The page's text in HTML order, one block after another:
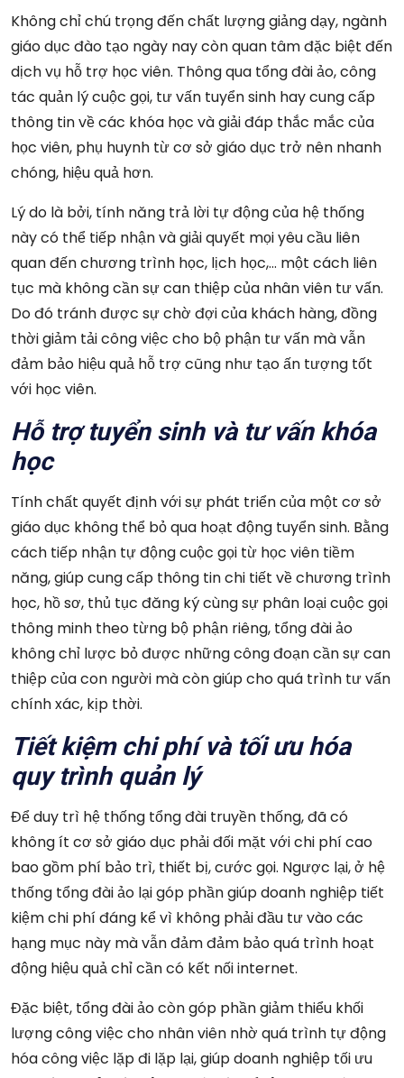
Không chỉ chú trọng đến chất lượng giảng dạy, ngành
giáo dục đào tạo ngày nay còn quan tâm đặc biệt đến
dịch vụ hỗ trợ học viên. Thông qua tổng đài ảo, công
tác quản lý cuộc gọi, tư vấn tuyển sinh hay cung cấp
thông tin về các khóa học và giải đáp thắc mắc của
học viên, phụ huynh từ cơ sở giáo dục trở nên nhanh
chóng, hiệu quả hơn.
Lý do là bởi, tính năng trả lời tự động của hệ thống
này có thể tiếp nhận và giải quyết mọi yêu cầu liên
quan đến chương trình học, lịch học,… một cách liên
tục mà không cần sự can thiệp của nhân viên tư vấn.
Do đó tránh được sự chờ đợi của khách hàng, đồng
thời giảm tải công việc cho bộ phận tư vấn mà vẫn
đảm bảo hiệu quả hỗ trợ cũng như tạo ấn tượng tốt
với học viên.
Hỗ trợ tuyển sinh và tư vấn khóa
học
Tính chất quyết định với sự phát triển của một cơ sở
giáo dục không thể bỏ qua hoạt động tuyển sinh. Bằng
cách tiếp nhận tự động cuộc gọi từ học viên tiềm
năng, giúp cung cấp thông tin chi tiết về chương trình
học, hồ sơ, thủ tục đăng ký cùng sự phân loại cuộc gọi
thông minh theo từng bộ phận riêng, tổng đài ảo
không chỉ lược bỏ được những công đoạn cần sự can
thiệp của con người mà còn giúp cho quá trình tư vấn
chính xác, kịp thời.
Tiết kiệm chi phí và tối ưu hóa
quy trình quản lý
Để duy trì hệ thống tổng đài truyền thống, đã có
không ít cơ sở giáo dục phải đối mặt với chi phí cao
bao gồm phí bảo trì, thiết bị, cước gọi. Ngược lại, ở hệ
thống tổng đài ảo lại góp phần giúp doanh nghiệp tiết
kiệm chi phí đáng kể vì không phải đầu tư vào các
hạng mục này mà vẫn đảm đảm bảo quá trình hoạt
động hiệu quả chỉ cần có kết nối internet.
Đặc biệt, tổng đài ảo còn góp phần giảm thiểu khối
lượng công việc cho nhân viên nhờ quá trình tự động
hóa công việc lặp đi lặp lại, giúp doanh nghiệp tối ưu